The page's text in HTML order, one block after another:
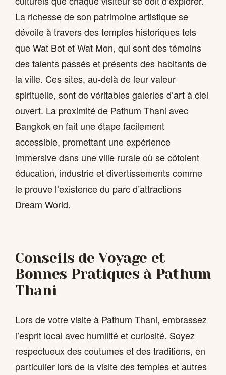
La richesse de son patrimoine artistique se
dévoile à travers des temples historiques tels
que Wat Bot et Wat Mon, qui sont des témoins
des talents passés et présents des habitants de
la ville. Ces sites, au-delà de leur valeur
spirituelle, sont de véritables galeries d’art à ciel
ouvert. La proximité de Pathum Thani avec
Bangkok en fait une étape facilement
accessible, promettant une expérience
immersive dans une ville rurale où se côtoient
éducation, industrie et divertissements comme
le prouve l’existence du parc d’attractions
Dream World.
Conseils de Voyage et
Bonnes Pratiques à Pathum
Thani
Lors de votre visite à Pathum Thani, embrassez
l’esprit local avec humilité et curiosité. Soyez
respectueux des coutumes et des traditions, en
particulier lors de la visite des temples et autres